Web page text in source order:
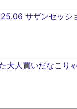
サザンセッシ
大人買いだなこ